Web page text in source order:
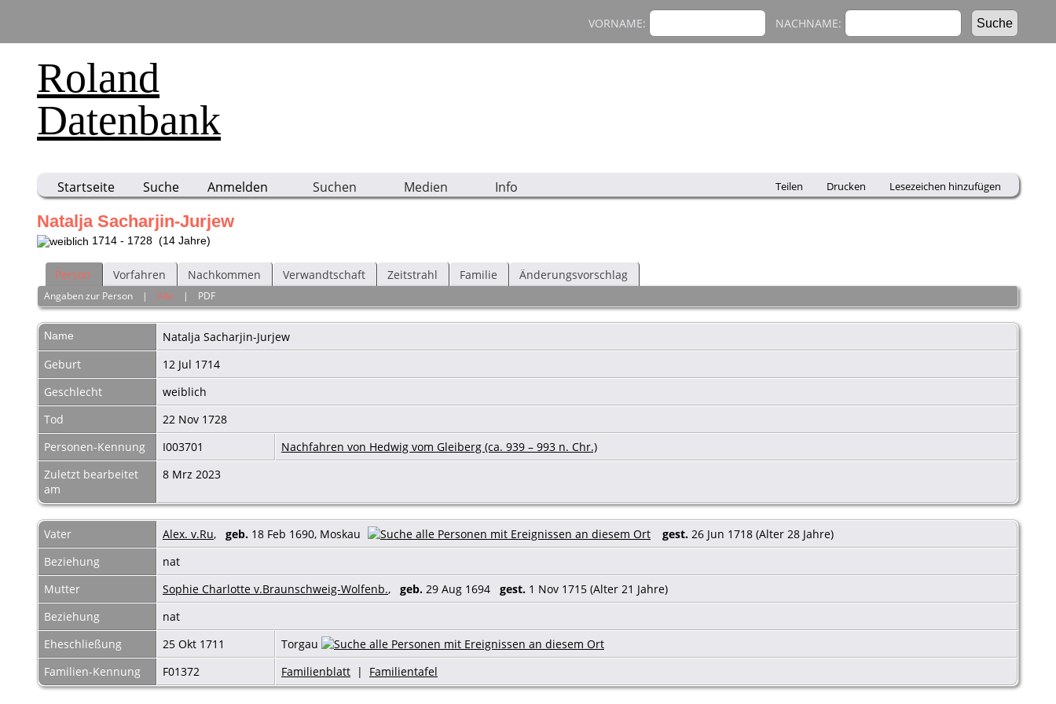
Roland
Datenbank
VORNAME: NACHNAME:
Startseite Suche Anmelden Suchen Medien Info Teilen Drucken Lesezeichen hinzufügen
Natalja Sacharjin-Jurjew
1714 - 1728 (14 Jahre)
Person Vorfahren Nachkommen Verwandtschaft Zeitstrahl Familie Änderungsvorschlag
Angaben zur Person |Alle | PDF
Name Natalja Sacharjin-Jurjew
Geburt
12 Jul 1714
Geschlecht
weiblich
Tod
22 Nov 1728
Personen-Kennung
I003701
Nachfahren von Hedwig vom Gleiberg (ca. 939 – 993 n. Chr.)
Zuletzt bearbeitet
am
8 Mrz 2023
Vater Alex. v.Ru, geb. 18 Feb 1690, Moskau gest. 26 Jun 1718 (Alter 28 Jahre)
Beziehung
nat
Mutter
Sophie Charlotte v.Braunschweig-Wolfenb., geb. 29 Aug 1694 gest. 1 Nov 1715 (Alter 21 Jahre)
Beziehung
nat
Eheschließung
25 Okt 1711
Torgau
Familien-Kennung
F01372 Familienblatt | Familientafel